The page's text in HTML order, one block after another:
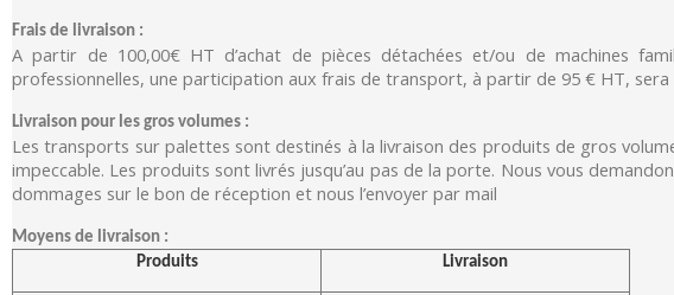
Frais de livraison :
A partir de 100,00€ HT d’achat de pièces détachées et/ou de machines
professionnelles, une participation aux frais de transport, à partir de 95 € HT,
Livraison pour les gros volumes :
Les transports sur palettes sont destinés à la livraison des produits de gros
impeccable. Les produits sont livrés jusqu’au pas de la porte. Nous vous
dommages sur le bon de réception et nous l’envoyer par mail
Moyens de livraison :
Produits
Livraison